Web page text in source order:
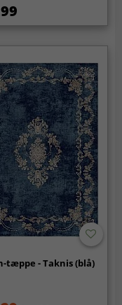
tæppe - Taknis (blå)